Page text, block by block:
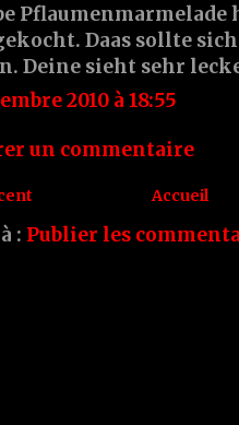
Pflaumenmarmelade
Daas sollte
Deine sieht sehr
2010 à 18:55
un commentaire
Accueil
: Publier les